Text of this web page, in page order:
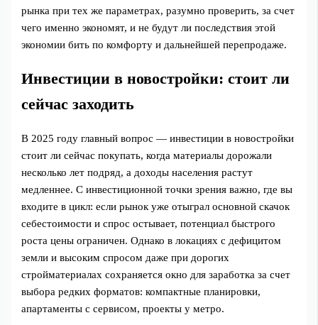
рынка при тех же параметрах, разумно проверить, за счет
чего именно экономят, и не будут ли последствия этой
экономии бить по комфорту и дальнейшей перепродаже.
Инвестиции в новостройки: стоит ли
сейчас заходить
В 2025 году главный вопрос — инвестиции в новостройки
стоит ли сейчас покупать, когда материалы дорожали
несколько лет подряд, а доходы населения растут
медленнее. С инвестиционной точки зрения важно, где вы
входите в цикл: если рынок уже отыграл основной скачок
себестоимости и спрос остывает, потенциал быстрого
роста цены ограничен. Однако в локациях с дефицитом
земли и высоким спросом даже при дорогих
стройматериалах сохраняется окно для заработка за счет
выбора редких форматов: компактные планировки,
апартаменты с сервисом, проекты у метро.